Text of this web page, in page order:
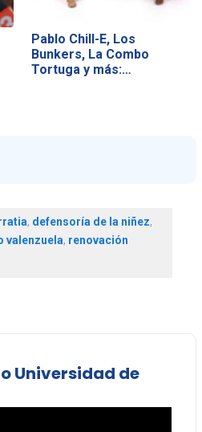
Pablo Chill-E, Los
Bunkers, La Combo
Tortuga y más:…
, defensoría de la niñez,
valenzuela, renovación
Universidad de